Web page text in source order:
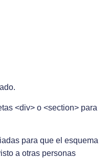
<div> o <section> para
para que el esquema
a otras personas